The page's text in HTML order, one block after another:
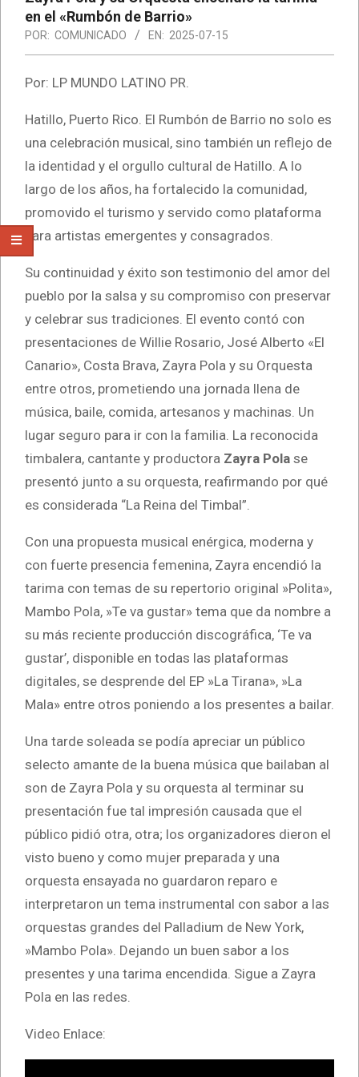
en el «Rumbón de Barrio»
POR: COMUNICADO EN: 2025-07-15
Por: LP MUNDO LATINO PR.
Hatillo, Puerto Rico. El Rumbón de Barrio no solo es
una celebración musical, sino también un reflejo de
la identidad y el orgullo cultural de Hatillo. A lo
largo de los años, ha fortalecido la comunidad,
promovido el turismo y servido como plataforma
para artistas emergentes y consagrados.
Su continuidad y éxito son testimonio del amor del
pueblo por la salsa y su compromiso con preservar
y celebrar sus tradiciones. El evento contó con
presentaciones de Willie Rosario, José Alberto «El
Canario», Costa Brava, Zayra Pola y su Orquesta
entre otros, prometiendo una jornada llena de
música, baile, comida, artesanos y machinas. Un
lugar seguro para ir con la familia. La reconocida
timbalera, cantante y productora Zayra Pola se
presentó junto a su orquesta, reafirmando por qué
es considerada “La Reina del Timbal”.
Con una propuesta musical enérgica, moderna y
con fuerte presencia femenina, Zayra encendió la
tarima con temas de su repertorio original »Polita»,
Mambo Pola, »Te va gustar» tema que da nombre a
su más reciente producción discográfica, ‘Te va
gustar’, disponible en todas las plataformas
digitales, se desprende del EP »La Tirana», »La
Mala» entre otros poniendo a los presentes a bailar.
Una tarde soleada se podía apreciar un público
selecto amante de la buena música que bailaban al
son de Zayra Pola y su orquesta al terminar su
presentación fue tal impresión causada que el
público pidió otra, otra; los organizadores dieron el
visto bueno y como mujer preparada y una
orquesta ensayada no guardaron reparo e
interpretaron un tema instrumental con sabor a las
orquestas grandes del Palladium de New York,
»Mambo Pola». Dejando un buen sabor a los
presentes y una tarima encendida. Sigue a Zayra
Pola en las redes.
Video Enlace: